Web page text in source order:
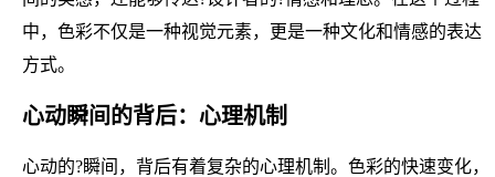
中，色彩不仅是一种视觉元素，更是一种文化和情感的表达
方式。
心动瞬间的背后：心理机制
心动的?瞬间，背后有着复杂的心理机制。色彩的快速变化，